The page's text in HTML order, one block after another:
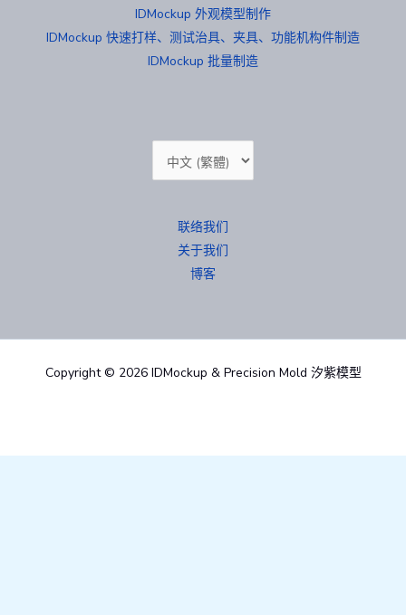
IDMockup 外观模型制作
IDMockup 快速打样、测试治具、夹具、功能机构件制造
IDMockup 批量制造
择
联络我们
关于我们
博客
Copyright © 2026 IDMockup & Precision Mold 汐紫模型